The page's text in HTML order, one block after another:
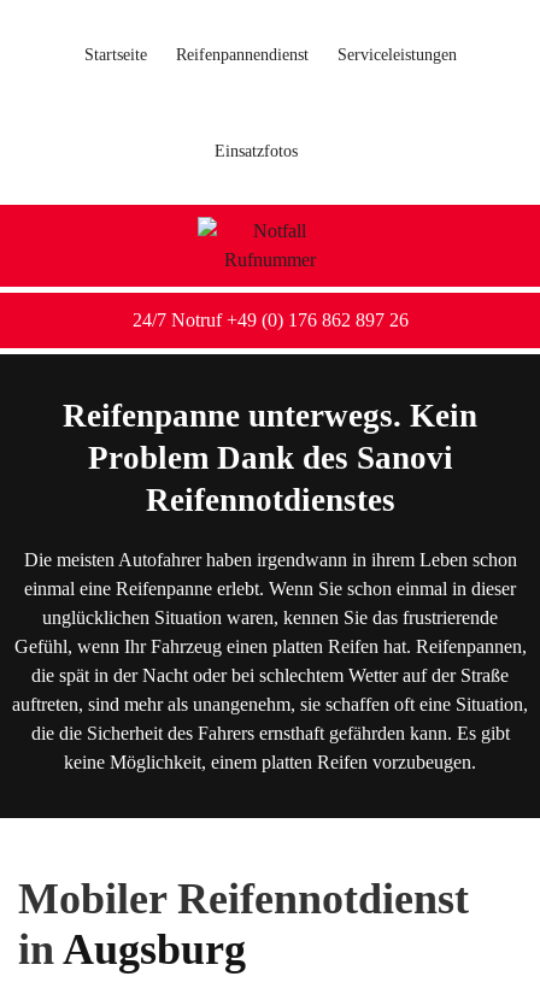
Startseite Reifenpannendienst Serviceleistungen
Einsatzfotos
24/7 Notruf +49 (0) 176 862 897 26
Reifenpanne unterwegs. Kein
Problem Dank des Sanovi
Reifennotdienstes
Die meisten Autofahrer haben irgendwann in ihrem Leben schon
einmal eine Reifenpanne erlebt. Wenn Sie schon einmal in dieser
unglücklichen Situation waren, kennen Sie das frustrierende
Gefühl, wenn Ihr Fahrzeug einen platten Reifen hat. Reifenpannen,
die spät in der Nacht oder bei schlechtem Wetter auf der Straße
auftreten, sind mehr als unangenehm, sie schaffen oft eine Situation,
die die Sicherheit des Fahrers ernsthaft gefährden kann. Es gibt
keine Möglichkeit, einem platten Reifen vorzubeugen.
Mobiler Reifennotdienst
inAugsburg